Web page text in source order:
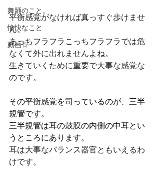
舞踊のこと。
愉快なこと
動画☆
平衡感覚がなければ真っすぐ歩けませ
ん。
あっちフラフラこっちフラフラでは危
なくて外に出れませんよね。
生きていくために重要で大事な感覚な
のです。
その平衡感覚を司っているのが、三半
規管です。
三半規管は耳の鼓膜の内側の中耳とい
うところにあります。
耳は大事なバランス器官ともいえるわ
けです。